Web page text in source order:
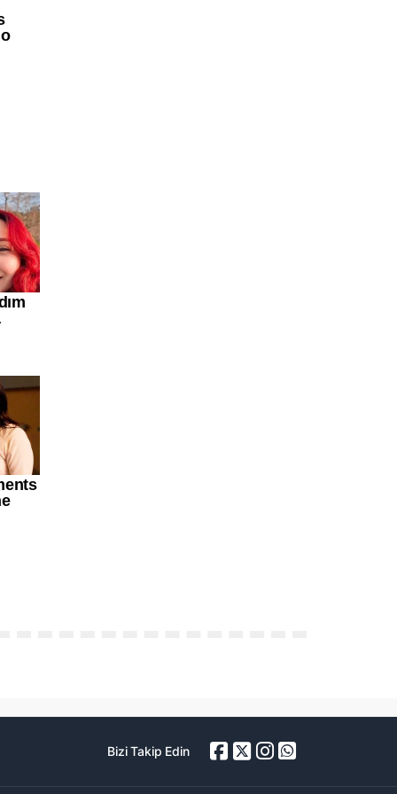
Bizi Takip Edin